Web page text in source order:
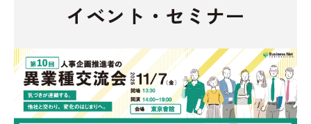
イベント・セミナー